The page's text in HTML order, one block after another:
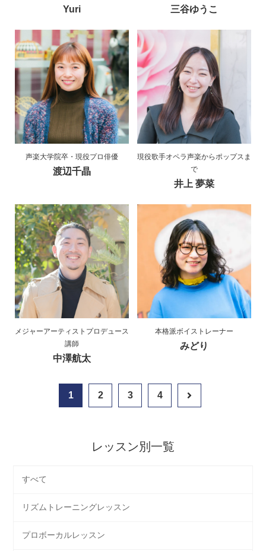
Yuri 三谷ゆうこ
声楽大学院卒・現役プロ俳優
渡辺千晶
現役歌手オペラ声楽からポップスま
で
井上 夢菜
メジャーアーティストプロデュース
講師
中澤航太
本格派ボイストレーナー
みどり
1 2 3 4
レッスン別一覧
すべて
リズムトレーニングレッスン
プロボーカルレッスン